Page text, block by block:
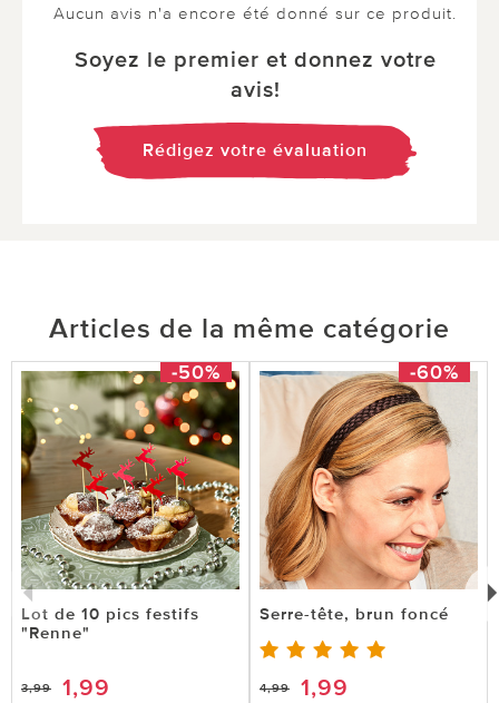
Aucun avis n'a encore été donné sur ce produit.
Soyez le premier et donnez votre
avis!
Rédigez votre évaluation
Articles de la même catégorie
-50%
Lot de 10 pics festifs
"Renne"
3,99 1,99
-60%
Serre-tête, brun foncé
4,99 1,99